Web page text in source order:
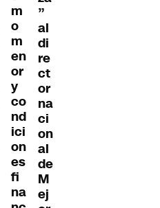
m
o
m
en
or
y
co
nd
ici
on
es
fi
na
”
al
di
re
ct
or
na
ci
on
al
de
M
ej